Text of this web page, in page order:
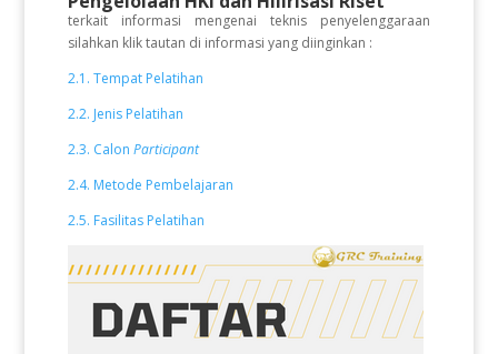
terkait informasi mengenai teknis penyelenggaraan
silahkan klik tautan di informasi yang diinginkan :
2.1. Tempat Pelatihan
2.2. Jenis Pelatihan
2.3. Calon Participant
2.4. Metode Pembelajaran
2.5. Fasilitas Pelatihan